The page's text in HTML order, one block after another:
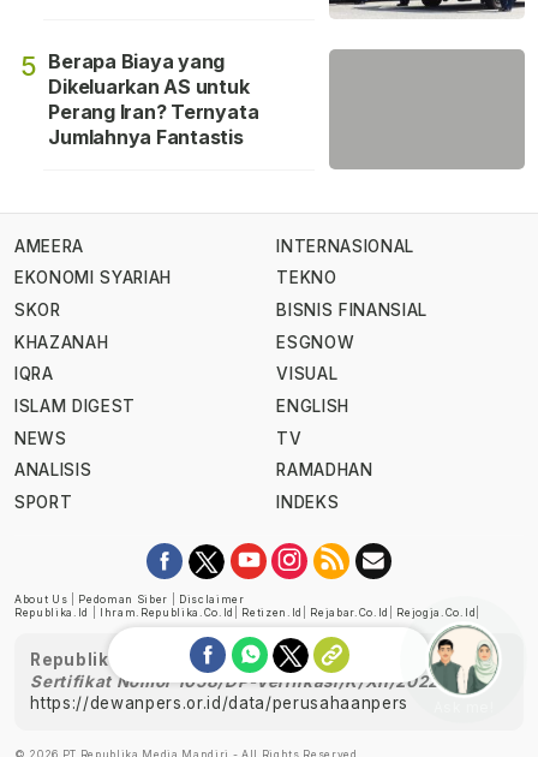
5 Berapa Biaya yang
Dikeluarkan AS untuk
Perang Iran? Ternyata
Jumlahnya Fantastis
AMEERA
EKONOMI SYARIAH
SKOR
KHAZANAH
IQRA
ISLAM DIGEST
NEWS
ANALISIS
SPORT
INTERNASIONAL
TEKNO
BISNIS FINANSIAL
ESGNOW
VISUAL
ENGLISH
TV
RAMADHAN
INDEKS
About Us Pedoman Siber
Disclaimer
Republika.id
Ihram.republika.co.id Retizen.id Rejabar.co.id Rejogja.co.id
Republika telah diverifikasi oleh Dewan Pers
Sertifikat Nomor 1058/DP-Verifikasi/K/XII/2022
https://dewanpers.or.id/data/perusahaanpers
© 2026 PT Republika Media Mandiri - All Rights Reserved.